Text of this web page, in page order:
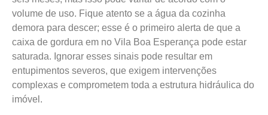
volume de uso. Fique atento se a água da cozinha
demora para descer; esse é o primeiro alerta de que a
caixa de gordura em no Vila Boa Esperança pode estar
saturada. Ignorar esses sinais pode resultar em
entupimentos severos, que exigem intervenções
complexas e comprometem toda a estrutura hidráulica do
imóvel.